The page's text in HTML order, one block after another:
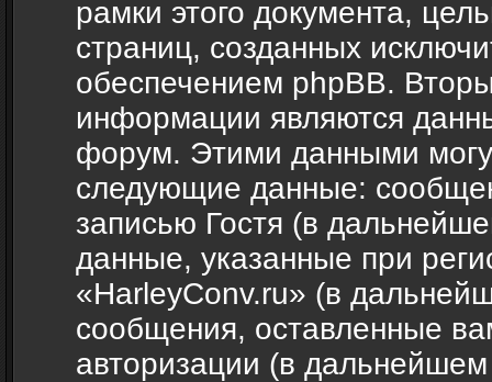
рамки этого документа,
страниц, созданных
обеспечением phpBB.
информации являются
форум. Этими данными
следующие данные:
записью Гостя (в
данные, указанные при
«HarleyConv.ru» (в
сообщения, оставленные
авторизации (в